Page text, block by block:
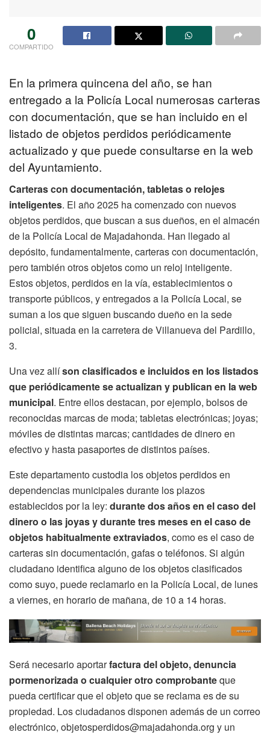
0
COMPARTIDO
En la primera quincena del año, se han
entregado a la Policía Local numerosas carteras
con documentación, que se han incluido en el
listado de objetos perdidos periódicamente
actualizado y que puede consultarse en la web
del Ayuntamiento.
Carteras con documentación, tabletas o relojes
inteligentes. El año 2025 ha comenzado con nuevos
objetos perdidos, que buscan a sus dueños, en el almacén
de la Policía Local de Majadahonda. Han llegado al
depósito, fundamentalmente, carteras con documentación,
pero también otros objetos como un reloj inteligente.
Estos objetos, perdidos en la vía, establecimientos o
transporte públicos, y entregados a la Policía Local, se
suman a los que siguen buscando dueño en la sede
policial, situada en la carretera de Villanueva del Pardillo,
3.
Una vez allíson clasificados e incluidos en los listados
que periódicamente se actualizan y publican en la web
municipal. Entre ellos destacan, por ejemplo, bolsos de
reconocidas marcas de moda; tabletas electrónicas; joyas;
móviles de distintas marcas; cantidades de dinero en
efectivo y hasta pasaportes de distintos países.
Este departamento custodia los objetos perdidos en
dependencias municipales durante los plazos
establecidos por la ley: durante dos años en el caso del
dinero o las joyas y durante tres meses en el caso de
objetos habitualmente extraviados, como es el caso de
carteras sin documentación, gafas o teléfonos. Si algún
ciudadano identifica alguno de los objetos clasificados
como suyo, puede reclamarlo en la Policía Local, de lunes
a viernes, en horario de mañana, de 10 a 14 horas.
Será necesario aportarfactura del objeto, denuncia
pormenorizada o cualquier otro comprobanteque
pueda certificar que el objeto que se reclama es de su
propiedad. Los ciudadanos disponen además de un correo
electrónico, objetosperdidos@majadahonda.org y un